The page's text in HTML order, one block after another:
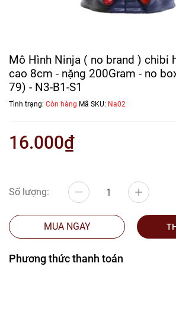
Mô Hình Ninja ( no brand ) chibi
cao 8cm - nặng 200Gram - no
79) - N3-B1-S1
Tình trạng: Còn hàng Mã SKU: Na02
16.000₫
Số lượng:
MUA NGAY
Phương thức thanh toán